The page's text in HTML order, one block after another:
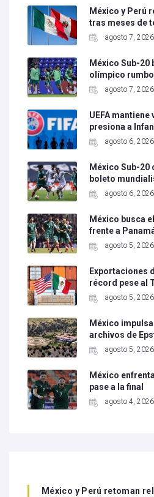
México y Perú
tras meses de
agosto 7, 2026
México Sub-20
olímpico rumbo
agosto 7, 2026
UEFA mantiene
presiona a
agosto 6, 2026
México Sub-20
boleto
agosto 6, 2026
México busca
frente a
agosto 5, 2026
Exportaciones
récord pese al
agosto 5, 2026
México
archivos de
agosto 5, 2026
México
pase a la final
agosto 4, 2026
México y Perú retoman